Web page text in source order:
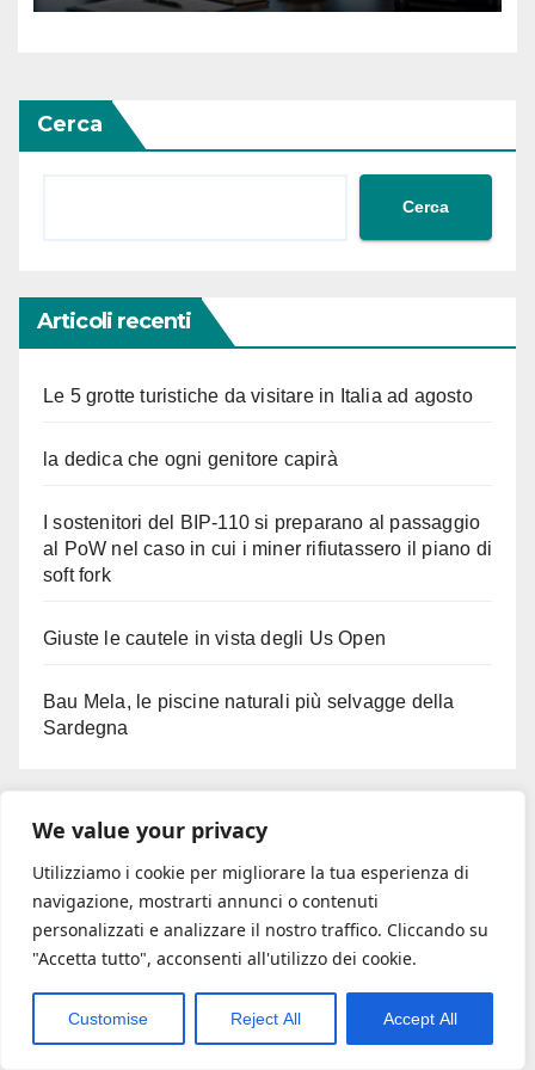
We value your privacy
Utilizziamo i cookie per migliorare la tua esperienza di
navigazione, mostrarti annunci o contenuti
personalizzati e analizzare il nostro traffico. Cliccando su
"Accetta tutto", acconsenti all'utilizzo dei cookie.
Customise Reject All Accept All
#Adessonews – #Finsubito –
Cerca
Cerca
Articoli recenti
Le 5 grotte turistiche da visitare in Italia ad agosto
la dedica che ogni genitore capirà
I sostenitori del BIP-110 si preparano al passaggio
al PoW nel caso in cui i miner rifiutassero il piano di
soft fork
Giuste le cautele in vista degli Us Open
Bau Mela, le piscine naturali più selvagge della
Sardegna
Commenti recenti
Nessun commento da mostrare.
Archivi
Agosto 2026